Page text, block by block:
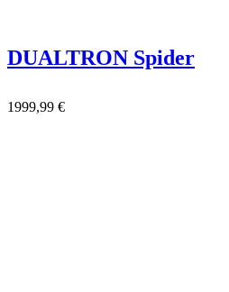
DUALTRON Spider
1999,99 €